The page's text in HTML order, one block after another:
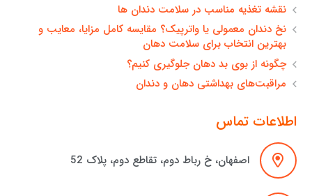
نقشه تغذیه مناسب در سلامت دندان ها
نخ دندان معمولی یا واترپیک؟ مقایسه کامل مزایا، معایب و
بهترین انتخاب برای سلامت دهان
چگونه از بوی بد دهان جلوگیری کنیم؟
مراقبت‌های بهداشتی دهان و دندان
اطلاعات تماس
اصفهان، خ رباط دوم، تقاطع دوم، پلاک 52